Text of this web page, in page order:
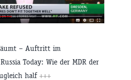
– Auftritt im
Today: Wie der MDR der
half +++